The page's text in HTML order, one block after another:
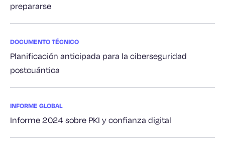
prepararse
DOCUMENTO TÉCNICO
Planificación anticipada para la ciberseguridad
postcuántica
INFORME GLOBAL
Informe 2024 sobre PKI y confianza digital